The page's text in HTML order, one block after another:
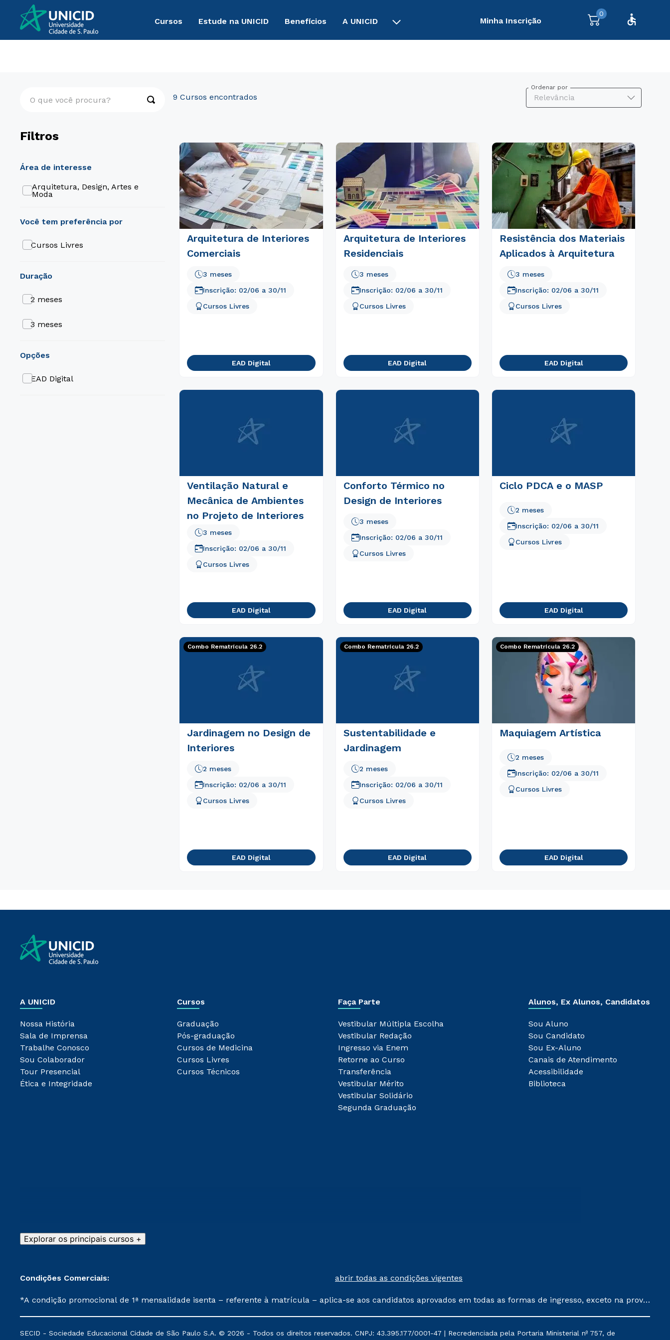
Cursos Estude na UNICID Benefícios A UNICID Minha Inscrição
0
Filtros
área de interesse
Arquitetura, Design, Artes e
Moda
duração
2 meses
3 meses
opções
EAD Digital
Cursos Livres
9
Ordenar por
Relevância
Arquitetura de Interiores
Comerciais
Cursos Livres
3 meses
Inscrição: 02/06 a 30/11
EAD Digital
Arquitetura de Interiores
Residenciais
3 meses
Cursos Livres
Inscrição: 02/06 a 30/11
EAD Digital
Resistência dos Materiais
Aplicados à Arquitetura
Cursos Livres
3 meses
Inscrição: 02/06 a 30/11
EAD Digital
Ventilação Natural e
Mecânica de Ambientes
no Projeto de Interiores
3 meses
Cursos Livres
Inscrição: 02/06 a 30/11
EAD Digital
Conforto Térmico no
Design de Interiores
Cursos Livres
3 meses
Inscrição: 02/06 a 30/11
EAD Digital
Ciclo PDCA e o MASP
2 meses
Cursos Livres
Inscrição: 02/06 a 30/11
EAD Digital
Combo Rematrícula 26.2
Jardinagem no Design de
Interiores
2 meses
Cursos Livres
Inscrição: 02/06 a 30/11
EAD Digital
Combo Rematrícula 26.2
Sustentabilidade e
Jardinagem
2 meses
Cursos Livres
Inscrição: 02/06 a 30/11
EAD Digital
Combo Rematrícula 26.2
Maquiagem Artística
2 meses
Cursos Livres
Inscrição: 02/06 a 30/11
EAD Digital
Nossa História
Sala de Imprensa
Trabalhe Conosco
Sou Colaborador
Tour Presencial
Graduação
Pós-graduação
Cursos de Medicina
Cursos Livres
Vestibular Múltipla Escolha
Vestibular Redação
Ingresso via Enem
Retorne ao Curso
Transferência
Vestibular Mérito
Vestibular Solidário
Sou Aluno
Sou Candidato
Sou Ex-Aluno
Canais de Atendimento
Acessibilidade
Explorar os principais cursos +
Condições Comerciais: abrir todas as condições vigentes
*A condição promocional de 1ª mensalidade isenta – referente à matrícula – aplica-se aos candidatos aprovados em todas as formas de ingresso, exceto na prova
de Medicina, e também para matriculados via FIES, Prouni e outros programas governamentais, e não se acumula com nenhuma outra campanha ofertada pela
SECID - Sociedade Educacional Cidade de São Paulo S.A. © 2026 - Todos os direitos reservados. CNPJ: 43.395.177/0001-47 | Recredenciada pela Portaria Ministerial nº 757, de
Política de Privacidade.e
autorizo que meus dados sejam utilizados para o